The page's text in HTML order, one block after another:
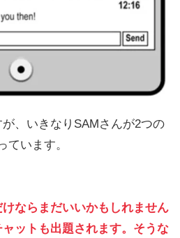
、いきなりSAMさんが2つの
ています。
ならまだいいかもしれません
ットも出題されます。そうな